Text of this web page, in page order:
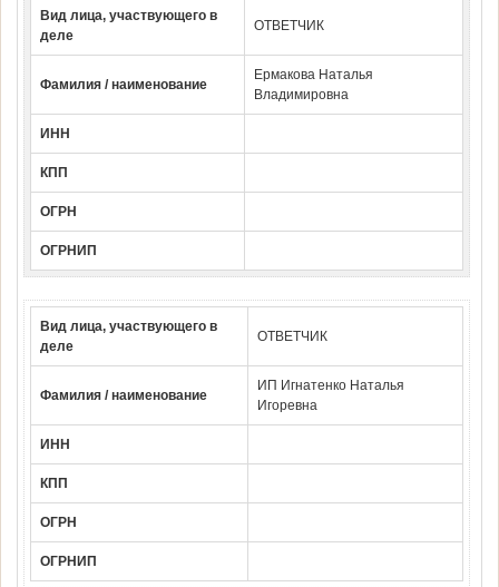
Вид лица, участвующего в
деле
ОТВЕТЧИК
Фамилия / наименование
Ермакова Наталья
Владимировна
ИНН
КПП
ОГРН
ОГРНИП
Вид лица, участвующего в
деле
ОТВЕТЧИК
Фамилия / наименование
ИП Игнатенко Наталья
Игоревна
ИНН
КПП
ОГРН
ОГРНИП